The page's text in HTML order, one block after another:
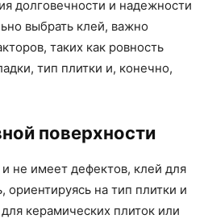
долговечности и надежности
выбрать клей, важно
таких как ровность
тип плитки и, конечно,
поверхности
не имеет дефектов, клей для
на тип плитки и
керамических плиток или